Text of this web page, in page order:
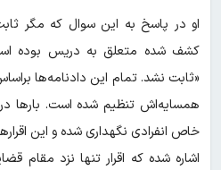
او در پاسخ به این سوال که مگر
کشف شده متعلق به دریس بوده
«ثابت نشد. تمام این دادنامه‌ها
همسایه‌اش تنظیم شده است. بارها در
خاص انفرادی نگهداری شده و این
اشاره شده که اقرار تنها نزد مقام